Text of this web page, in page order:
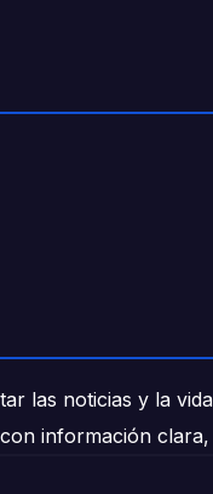
las noticias y la
información